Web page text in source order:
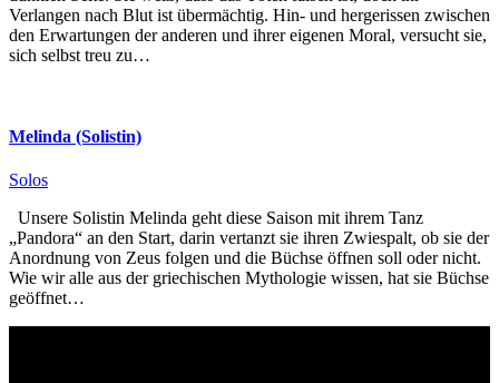
Verlangen nach Blut ist übermächtig. Hin- und hergerissen zwischen
den Erwartungen der anderen und ihrer eigenen Moral, versucht sie,
sich selbst treu zu…
Melinda (Solistin)
Solos
Unsere Solistin Melinda geht diese Saison mit ihrem Tanz
„Pandora“ an den Start, darin vertanzt sie ihren Zwiespalt, ob sie der
Anordnung von Zeus folgen und die Büchse öffnen soll oder nicht.
Wie wir alle aus der griechischen Mythologie wissen, hat sie Büchse
geöffnet…